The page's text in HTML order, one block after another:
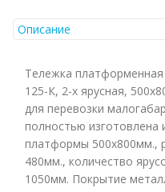
Описание
Тележка
125-К, 2-х ярусная,
для перевозки
полностью изготовлена
платформы 500х800мм.,
480мм., количество
1050мм. Покрытие